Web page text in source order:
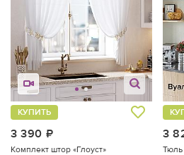
3 390
КУПИТЬ
Комплект штор «Глоуст»
3